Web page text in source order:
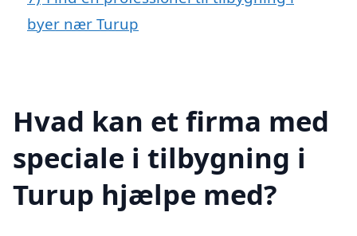
byer nær Turup
Hvad kan et firma med
speciale i tilbygning i
Turup hjælpe med?